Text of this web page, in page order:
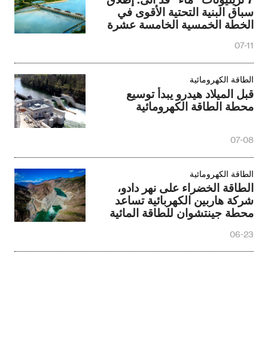
سباق البنية التحتية الأقوى في
الخطة الخمسية الخامسة عشرة
07-11
الطاقة الكهرومائية
قبل الميلاد هيدرو يبدأ توسيع
محطة الطاقة الكهرومائية
07-08
الطاقة الكهرومائية
الطاقة الخضراء على نهر دادو،
شركة هاربين الكهربائية تساعد
محطة جينتشوان للطاقة المائية
06-23